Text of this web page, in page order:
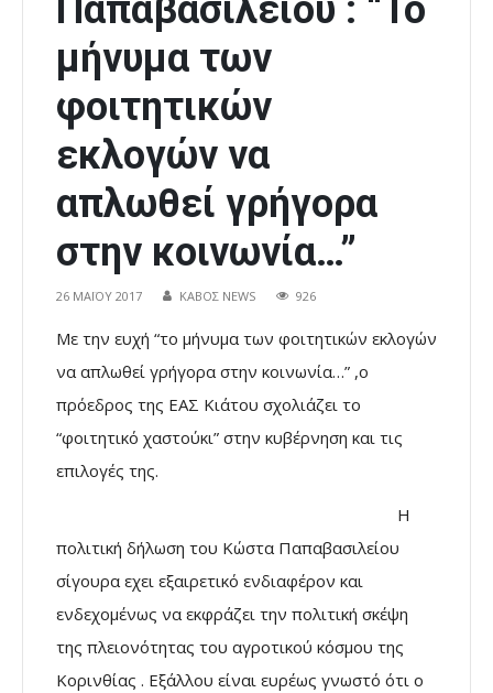
Παπαβασιλείου : “Το
μήνυμα των
φοιτητικών
εκλογών να
απλωθεί γρήγορα
στην κοινωνία…”
26 ΜΑΪ́ΟΥ 2017 ΚΑΒΟΣ NEWS 926
Με την ευχή “το μήνυμα των φοιτητικών εκλογών
να απλωθεί γρήγορα στην κοινωνία…” ,ο
πρόεδρος της ΕΑΣ Κιάτου σχολιάζει το
“φοιτητικό χαστούκι” στην κυβέρνηση και τις
επιλογές της.
Η
πολιτική δήλωση του Κώστα Παπαβασιλείου
σίγουρα εχει εξαιρετικό ενδιαφέρον και
ενδεχομένως να εκφράζει την πολιτική σκέψη
της πλειονότητας του αγροτικού κόσμου της
Κορινθίας . Εξάλλου είναι ευρέως γνωστό ότι ο